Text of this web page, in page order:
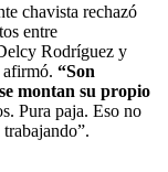
chavista rechazó
entre
Rodríguez y
afirmó. “Son
montan su propio
Pura paja. Eso no